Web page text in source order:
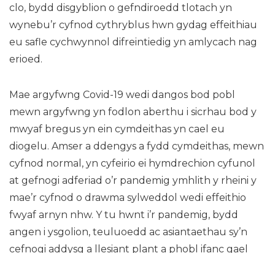
clo, bydd disgyblion o gefndiroedd tlotach yn
wynebu’r cyfnod cythryblus hwn gydag effeithiau
eu safle cychwynnol difreintiedig yn amlycach nag
erioed.
Mae argyfwng Covid-19 wedi dangos bod pobl
mewn argyfwng yn fodlon aberthu i sicrhau bod y
mwyaf bregus yn ein cymdeithas yn cael eu
diogelu. Amser a ddengys a fydd cymdeithas, mewn
cyfnod normal, yn cyfeirio ei hymdrechion cyfunol
at gefnogi adferiad o’r pandemig ymhlith y rheini y
mae’r cyfnod o drawma sylweddol wedi effeithio
fwyaf arnyn nhw. Y tu hwnt i’r pandemig, bydd
angen i ysgolion, teuluoedd ac asiantaethau sy’n
cefnogi addysg a llesiant plant a phobl ifanc gael